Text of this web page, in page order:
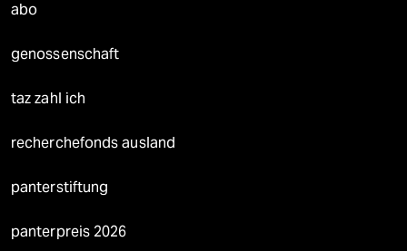
abo
genossenschaft
taz zahl ich
recherchefonds ausland
panterstiftung
panterpreis 2026